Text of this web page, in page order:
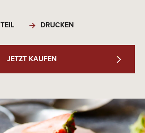
TEIL DRUCKEN
JETZT KAUFEN